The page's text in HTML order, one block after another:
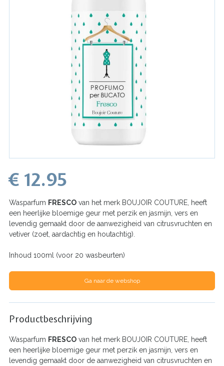
€ 12.95
Wasparfum FRESCO van het merk BOUJOIR COUTURE, heeft
een heerlijke bloemige geur met perzik en jasmijn, vers en
levendig gemaakt door de aanwezigheid van citrusvruchten en
vetiver (zoet, aardachtig en houtachtig).
Inhoud 100ml (voor 20 wasbeurten)
Ga naar de webshop
Productbeschrijving
Wasparfum FRESCO van het merk BOUJOIR COUTURE, heeft
een heerlijke bloemige geur met perzik en jasmijn, vers en
levendig gemaakt door de aanwezigheid van citrusvruchten en